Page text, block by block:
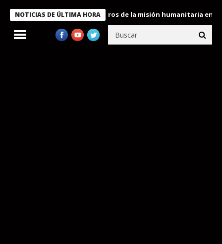
NOTICIAS DE ÚLTIMA HORA
Bukele condecora a miembros de la misión humanitaria enviada